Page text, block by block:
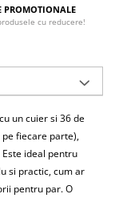
PROMOTIONALE
cu reducere!
un cuier si 36 de
fiecare parte),
ideal pentru
si practic, cum ar
pentru par. O